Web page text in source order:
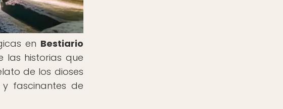
en Bestiario
las historias que
de los dioses
fascinantes de